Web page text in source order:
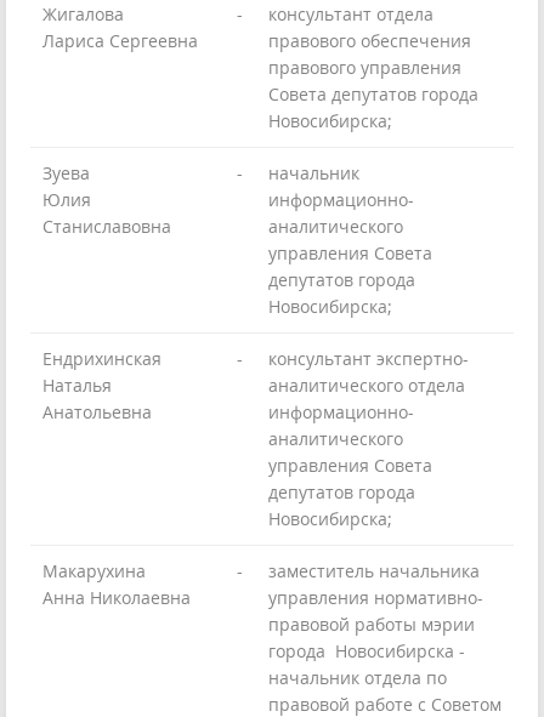
Жигалова
Лариса Сергеевна
-
консультант отдела
правового обеспечения
правового управления
Совета депутатов города
Новосибирска;
Зуева
Юлия
Станиславовна
-
начальник
информационно-
аналитического
управления Совета
депутатов города
Новосибирска;
Ендрихинская
Наталья
Анатольевна
-
консультант экспертно-
аналитического отдела
информационно-
аналитического
управления Совета
депутатов города
Новосибирска;
Макарухина
Анна Николаевна
-
заместитель начальника
управления нормативно-
правовой работы мэрии
города Новосибирска -
начальник отдела по
правовой работе с Советом